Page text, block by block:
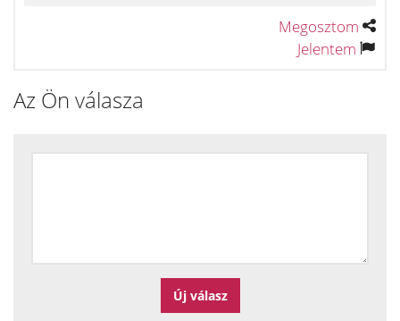
Megosztom
Jelentem
Az Ön válasza